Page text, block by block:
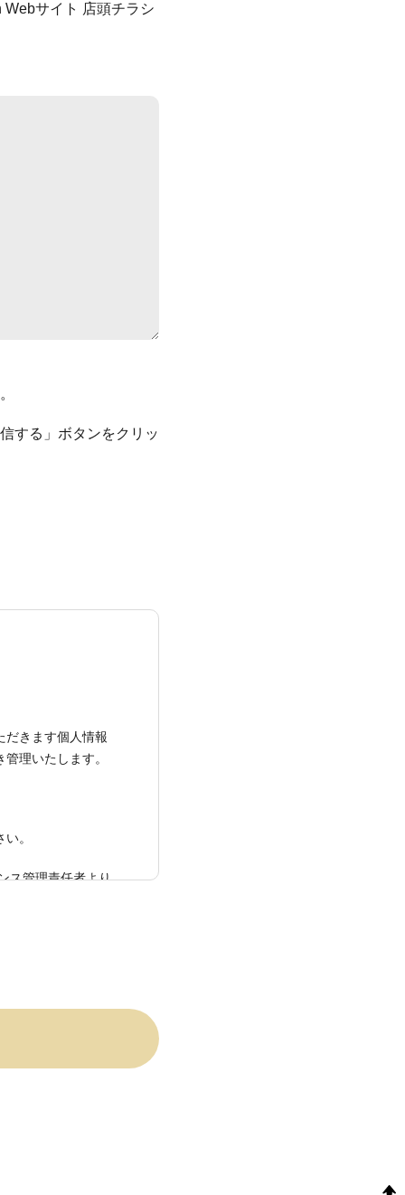
Webサイト 店頭チラシ
する」ボタンをクリッ
だきます個人情報
理いたします。
。
ス管理責任者より
開催案内、バック